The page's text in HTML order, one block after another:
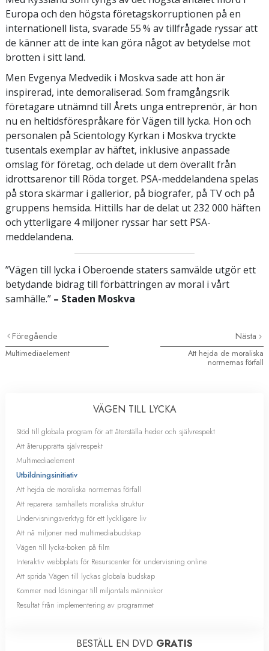
Europa och den högsta företagskorruptionen på en
internationell lista, svarade 55 % av tillfrågade ryssar att
de känner att de inte kan göra något av betydelse mot
brotten i sitt land.
Men Evgenya Medvedik i Moskva sade att hon är
inspirerad, inte demoraliserad. Som framgångsrik
företagare utnämnd till Årets unga entreprenör, är hon
nu en heltidsförespråkare för Vägen till lycka. Hon och
personalen på Scientology Kyrkan i Moskva tryckte
tusentals exemplar av häftet, inklusive anpassade
omslag för företag, och delade ut dem överallt från
idrottsarenor till Röda torget. PSA-meddelandena spelas
på stora skärmar i gallerior, på biografer, på TV och på
gruppens hemsida. Hittills har de delat ut 232 000 häften
och ytterligare 4 miljoner ryssar har sett PSA-
meddelandena.
”Vägen till lycka i Oberoende staters samvälde utgör ett
betydande bidrag till förbättringen av moral i vårt
samhälle.” – Staden Moskva
Föregående
Multimediaelement
Nästa
Att hejda de moraliska
normernas förfall
VÄGEN TILL LYCKA
Stöd till globala program för att återställa heder och självrespekt
Att återupprätta självrespekt
Multimediaelement
Utbildningsinitiativ
Att hejda de moraliska normernas förfall
Att reparera samhällets moraliska struktur
Undervisningsverktyg för ett lyckligare liv
Att nå miljoner med multimediabudskap
Vägen till lycka-boken på film
Interaktiv webbplats för Resurscenter för undervisning online
Att sprida Vägen till lyckas globala budskap
Kommer med lösningar till miljontals människor
Resultat från implementering av programmet
BESTÄLL EN DVD GRATIS